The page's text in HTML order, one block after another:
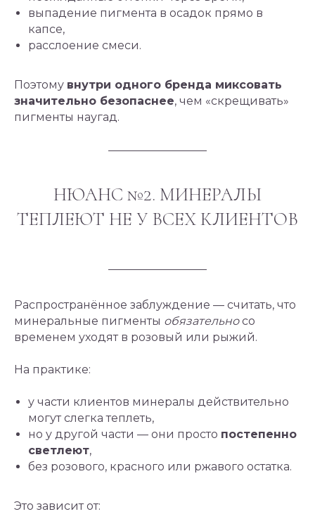
выпадение пигмента в осадок прямо в
капсе,
расслоение смеси.
Поэтому внутри одного бренда миксовать
значительно безопаснее, чем «скрещивать»
пигменты наугад.
НЮАНС №2. МИНЕРАЛЫ
ТЕПЛЕЮТ НЕ У ВСЕХ КЛИЕНТОВ
Распространённое заблуждение — считать, что
минеральные пигменты обязательносо
временем уходят в розовый или рыжий.
На практике:
у части клиентов минералы действительно
могут слегка теплеть,
но у другой части — они просто постепенно
светлеют,
без розового, красного или ржавого остатка.
Это зависит от: